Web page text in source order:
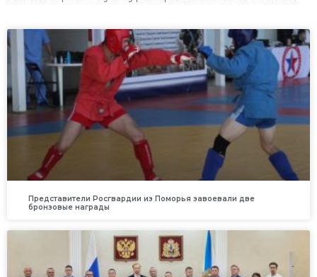
Представители Росгвардии из Поморья завоевали две
бронзовые награды